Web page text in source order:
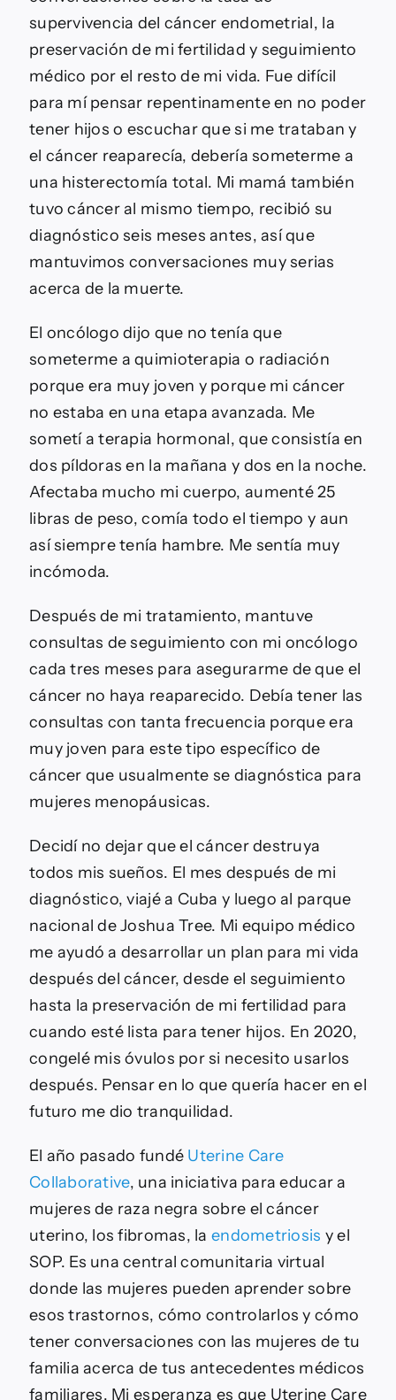
supervivencia del cáncer endometrial, la
preservación de mi fertilidad y seguimiento
médico por el resto de mi vida. Fue difícil
para mí pensar repentinamente en no poder
tener hijos o escuchar que si me trataban y
el cáncer reaparecía, debería someterme a
una histerectomía total. Mi mamá también
tuvo cáncer al mismo tiempo, recibió su
diagnóstico seis meses antes, así que
mantuvimos conversaciones muy serias
acerca de la muerte.
El oncólogo dijo que no tenía que
someterme a quimioterapia o radiación
porque era muy joven y porque mi cáncer
no estaba en una etapa avanzada. Me
sometí a terapia hormonal, que consistía en
dos píldoras en la mañana y dos en la noche.
Afectaba mucho mi cuerpo, aumenté 25
libras de peso, comía todo el tiempo y aun
así siempre tenía hambre. Me sentía muy
incómoda.
Después de mi tratamiento, mantuve
consultas de seguimiento con mi oncólogo
cada tres meses para asegurarme de que el
cáncer no haya reaparecido. Debía tener las
consultas con tanta frecuencia porque era
muy joven para este tipo específico de
cáncer que usualmente se diagnóstica para
mujeres menopáusicas.
Decidí no dejar que el cáncer destruya
todos mis sueños. El mes después de mi
diagnóstico, viajé a Cuba y luego al parque
nacional de Joshua Tree. Mi equipo médico
me ayudó a desarrollar un plan para mi vida
después del cáncer, desde el seguimiento
hasta la preservación de mi fertilidad para
cuando esté lista para tener hijos. En 2020,
congelé mis óvulos por si necesito usarlos
después. Pensar en lo que quería hacer en el
futuro me dio tranquilidad.
El año pasado fundé Uterine Care
Collaborative, una iniciativa para educar a
mujeres de raza negra sobre el cáncer
uterino, los fibromas, laendometriosis y el
SOP. Es una central comunitaria virtual
donde las mujeres pueden aprender sobre
esos trastornos, cómo controlarlos y cómo
tener conversaciones con las mujeres de tu
familia acerca de tus antecedentes médicos
familiares. Mi esperanza es que Uterine Care